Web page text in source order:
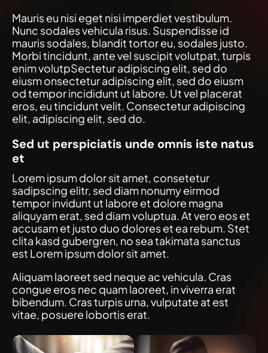
Mauris eu nisi eget nisi imperdiet vestibulum.
Nunc sodales vehicula risus. Suspendisse id
mauris sodales, blandit tortor eu, sodales justo.
Morbi tincidunt, ante vel suscipit volutpat, turpis
enim volutpSectetur adipiscing elit, sed do
eiusm onsectetur adipiscing elit, sed do eiusm
od tempor incididunt ut labore. Ut vel placerat
eros, eu tincidunt velit. Consectetur adipiscing
elit, adipiscing elit, sed do.
Sed ut perspiciatis unde omnis iste natus
et
Lorem ipsum dolor sit amet, consetetur
sadipscing elitr, sed diam nonumy eirmod
tempor invidunt ut labore et dolore magna
aliquyam erat, sed diam voluptua. At vero eos et
accusam et justo duo dolores et ea rebum. Stet
clita kasd gubergren, no sea takimata sanctus
est Lorem ipsum dolor sit amet.
Aliquam laoreet sed neque ac vehicula. Cras
congue eros nec quam laoreet, in viverra erat
bibendum. Cras turpis urna, vulputate at est
vitae, posuere lobortis erat.